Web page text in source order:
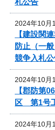
2024年10月
【建設関
防止（一
競争入札
2024年10月
【郡防第
区 第1号
2024年10月